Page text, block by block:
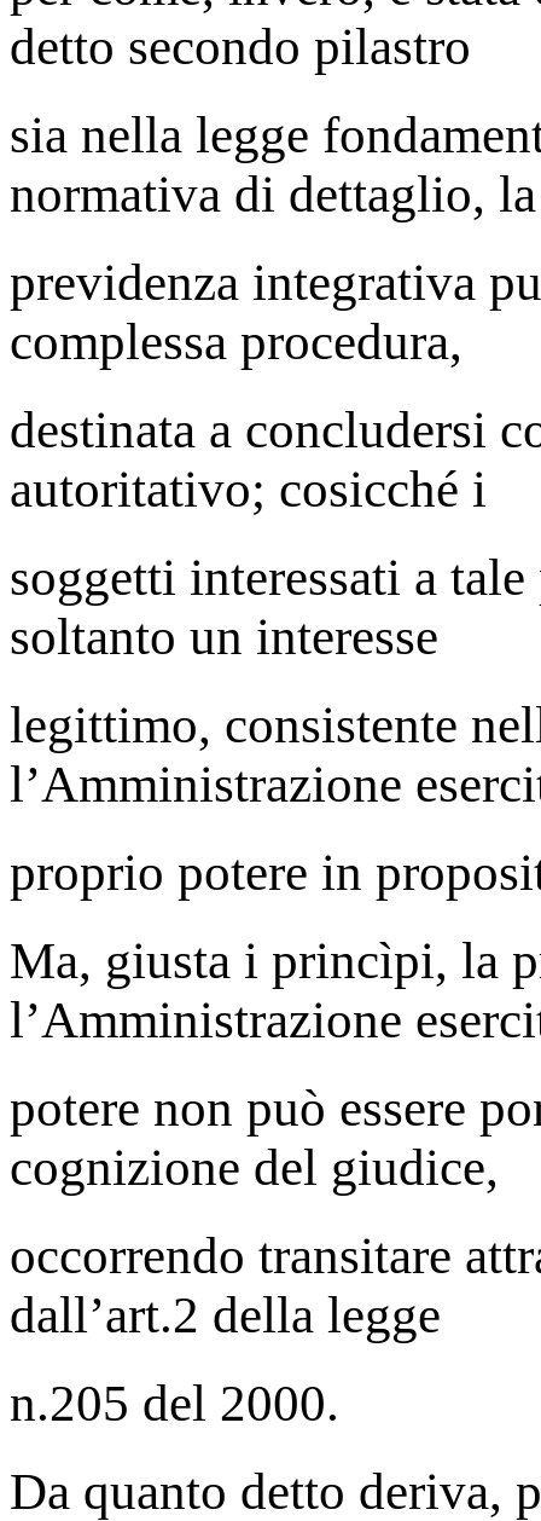
detto secondo pilastro
sia nella legge
normativa di dettaglio, la
previdenza integrativa
complessa procedura,
destinata a concludersi
autoritativo; cosicché i
soggetti interessati a
soltanto un interesse
legittimo, consistente
l’Amministrazione
proprio potere in
Ma, giusta i princìpi, la
l’Amministrazione
potere non può essere
cognizione del giudice,
occorrendo transitare
dall’art.2 della legge
n.205 del 2000.
Da quanto detto deriva,